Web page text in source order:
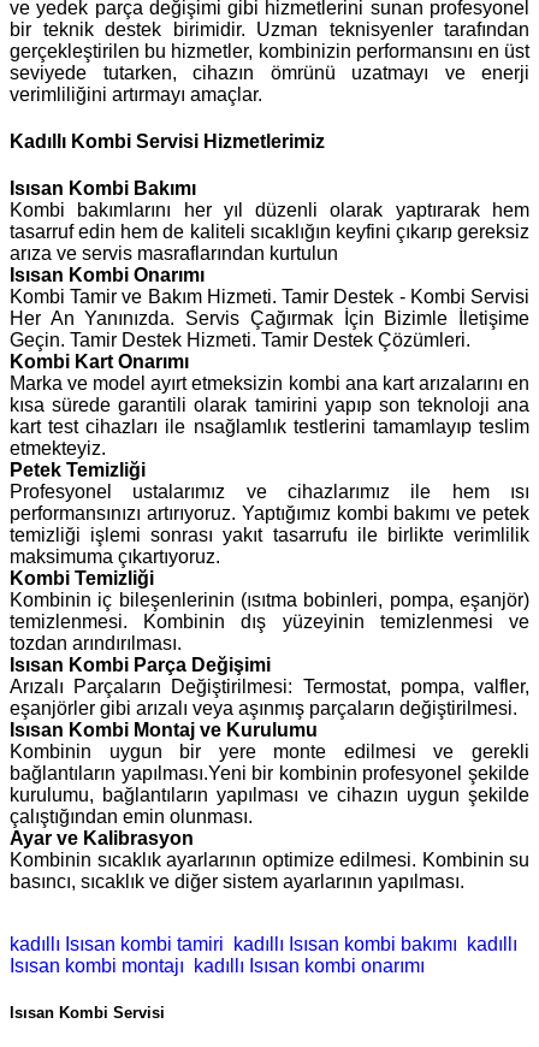
ve yedek parça değişimi gibi hizmetlerini sunan profesyonel
bir teknik destek birimidir. Uzman teknisyenler tarafından
gerçekleştirilen bu hizmetler, kombinizin performansını en üst
seviyede tutarken, cihazın ömrünü uzatmayı ve enerji
verimliliğini artırmayı amaçlar.
Kadıllı Kombi Servisi Hizmetlerimiz
Isısan Kombi Bakımı
Kombi bakımlarını her yıl düzenli olarak yaptırarak hem
tasarruf edin hem de kaliteli sıcaklığın keyfini çıkarıp gereksiz
arıza ve servis masraflarından kurtulun
Isısan Kombi Onarımı
Kombi Tamir ve Bakım Hizmeti. Tamir Destek - Kombi Servisi
Her An Yanınızda. Servis Çağırmak İçin Bizimle İletişime
Geçin. Tamir Destek Hizmeti. Tamir Destek Çözümleri.
Kombi Kart Onarımı
Marka ve model ayırt etmeksizin kombi ana kart arızalarını en
kısa sürede garantili olarak tamirini yapıp son teknoloji ana
kart test cihazları ile nsağlamlık testlerini tamamlayıp teslim
etmekteyiz.
Petek Temizliği
Profesyonel ustalarımız ve cihazlarımız ile hem ısı
performansınızı artırıyoruz. Yaptığımız kombi bakımı ve petek
temizliği işlemi sonrası yakıt tasarrufu ile birlikte verimlilik
maksimuma çıkartıyoruz.
Kombi Temizliği
Kombinin iç bileşenlerinin (ısıtma bobinleri, pompa, eşanjör)
temizlenmesi. Kombinin dış yüzeyinin temizlenmesi ve
tozdan arındırılması.
Isısan Kombi Parça Değişimi
Arızalı Parçaların Değiştirilmesi: Termostat, pompa, valfler,
eşanjörler gibi arızalı veya aşınmış parçaların değiştirilmesi.
Isısan Kombi Montaj ve Kurulumu
Kombinin uygun bir yere monte edilmesi ve gerekli
bağlantıların yapılması.Yeni bir kombinin profesyonel şekilde
kurulumu, bağlantıların yapılması ve cihazın uygun şekilde
çalıştığından emin olunması.
Ayar ve Kalibrasyon
Kombinin sıcaklık ayarlarının optimize edilmesi. Kombinin su
basıncı, sıcaklık ve diğer sistem ayarlarının yapılması.
kadıllı Isısan kombi tamiri kadıllı Isısan kombi bakımı
kadıllı
Isısan kombi montajı
kadıllı Isısan kombi onarımı
Isısan Kombi Servisi